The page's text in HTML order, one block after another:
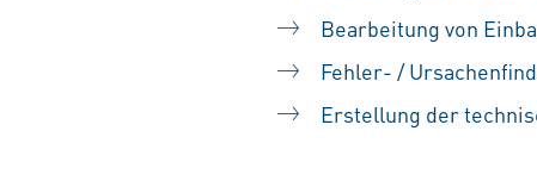
Bearbeitung von
Fehler- /
Erstellung der